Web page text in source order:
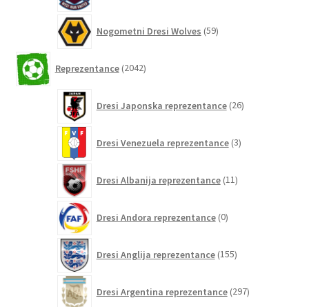
Nogometni Dresi Wolves 59izdelkov
Reprezentance 2042izdelkov
Dresi Japonska reprezentance 26izdelkov
Dresi Venezuela reprezentance 3izdelki
Dresi Albanija reprezentance 11izdelkov
Dresi Andora reprezentance 0izdelkov
Dresi Anglija reprezentance 155izdelkov
Dresi Argentina reprezentance 297izdelkov